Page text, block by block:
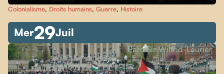
Colonialisme, Droits humains, Guerre, Histoire
Mer29Juil
Parc Sir-Wilfrid-Laurier